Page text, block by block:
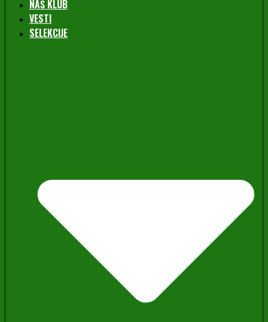
NAŠ KLUB
VESTI
SELEKCIJE